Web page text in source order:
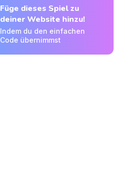
Füge dieses Spiel zu
deiner Website hinzu!
Indem du den einfachen
Code übernimmst